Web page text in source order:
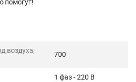
помогут!
воздуха,
700
1 фаз - 220 В